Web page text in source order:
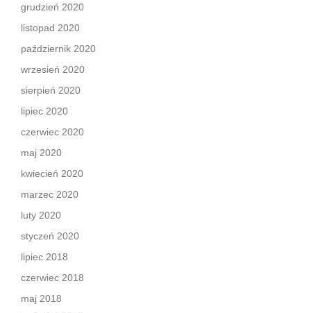
grudzień 2020
listopad 2020
październik 2020
wrzesień 2020
sierpień 2020
lipiec 2020
czerwiec 2020
maj 2020
kwiecień 2020
marzec 2020
luty 2020
styczeń 2020
lipiec 2018
czerwiec 2018
maj 2018